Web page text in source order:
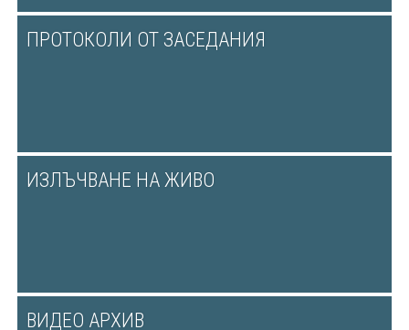
ПРОТОКОЛИ ОТ ЗАСЕДАНИЯ
ИЗЛЪЧВАНЕ НА ЖИВО
ВИДЕО АРХИВ